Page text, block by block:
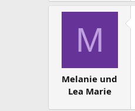
M
Melanie und
Lea Marie